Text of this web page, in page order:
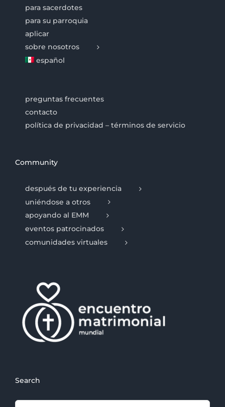
para sacerdotes
para su parroquia
aplicar
sobre nosotros
español
preguntas frecuentes
contacto
política de privacidad – términos de servicio
Community
después de tu experiencia
uniéndose a otros
apoyando al EMM
eventos patrocinados
comunidades virtuales
Search